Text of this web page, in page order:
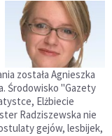
została Agnieszka
Środowisko "Gazety
Elżbiecie
Radziszewska nie
gejów, lesbijek,